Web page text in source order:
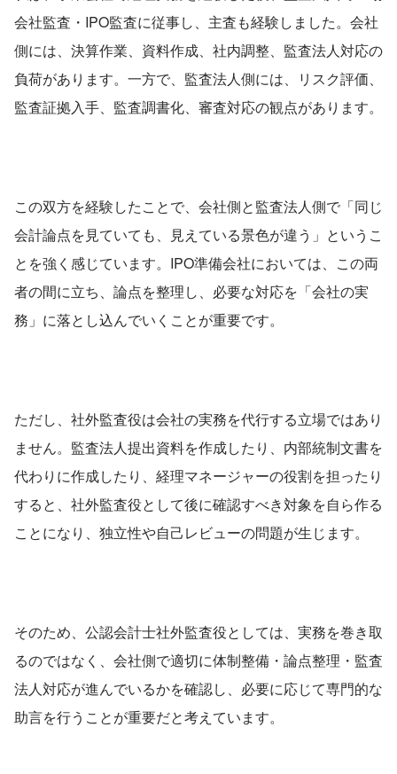
会社監査・IPO監査に従事し、主査も経験しました。会社
側には、決算作業、資料作成、社内調整、監査法人対応の
負荷があります。一方で、監査法人側には、リスク評価、
監査証拠入手、監査調書化、審査対応の観点があります。
この双方を経験したことで、会社側と監査法人側で「同じ
会計論点を見ていても、見えている景色が違う」というこ
とを強く感じています。IPO準備会社においては、この両
者の間に立ち、論点を整理し、必要な対応を「会社の実
務」に落とし込んでいくことが重要です。
ただし、社外監査役は会社の実務を代行する立場ではあり
ません。監査法人提出資料を作成したり、内部統制文書を
代わりに作成したり、経理マネージャーの役割を担ったり
すると、社外監査役として後に確認すべき対象を自ら作る
ことになり、独立性や自己レビューの問題が生じます。
そのため、公認会計士社外監査役としては、実務を巻き取
るのではなく、会社側で適切に体制整備・論点整理・監査
法人対応が進んでいるかを確認し、必要に応じて専門的な
助言を行うことが重要だと考えています。